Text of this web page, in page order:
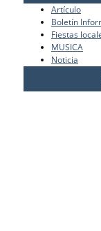
Artículo
Boletín
Fiestas
MUSICA
Noticia